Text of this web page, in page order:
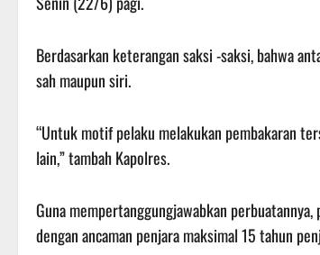
Berdasarkan keterangan saksi -saksi, bahwa
sah maupun siri.
“Untuk motif pelaku melakukan pembakaran
lain,” tambah Kapolres.
Guna mempertanggungjawabkan
dengan ancaman penjara maksimal 15 tahun